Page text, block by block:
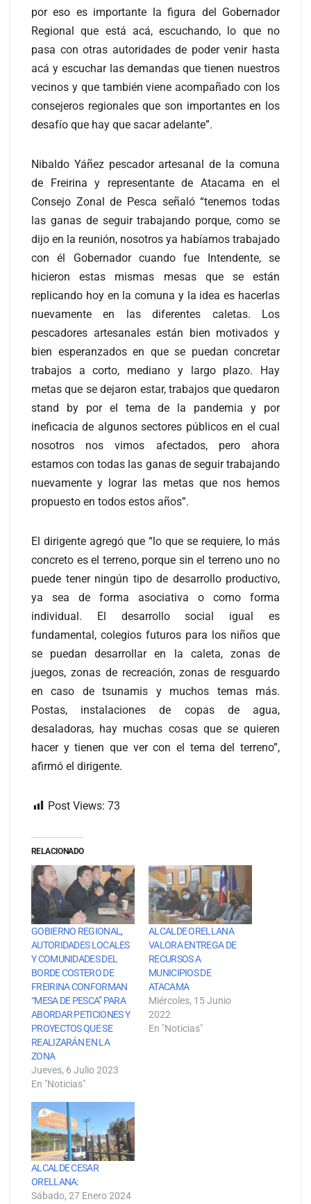
por eso es importante la figura del Gobernador
Regional que está acá, escuchando, lo que no
pasa con otras autoridades de poder venir hasta
acá y escuchar las demandas que tienen nuestros
vecinos y que también viene acompañado con los
consejeros regionales que son importantes en los
desafío que hay que sacar adelante”.
Nibaldo Yáñez pescador artesanal de la comuna
de Freirina y representante de Atacama en el
Consejo Zonal de Pesca señaló “tenemos todas
las ganas de seguir trabajando porque, como se
dijo en la reunión, nosotros ya habíamos trabajado
con él Gobernador cuando fue Intendente, se
hicieron estas mismas mesas que se están
replicando hoy en la comuna y la idea es hacerlas
nuevamente en las diferentes caletas. Los
pescadores artesanales están bien motivados y
bien esperanzados en que se puedan concretar
trabajos a corto, mediano y largo plazo. Hay
metas que se dejaron estar, trabajos que quedaron
stand by por el tema de la pandemia y por
ineficacia de algunos sectores públicos en el cual
nosotros nos vimos afectados, pero ahora
estamos con todas las ganas de seguir trabajando
nuevamente y lograr las metas que nos hemos
propuesto en todos estos años”.
El dirigente agregó que “lo que se requiere, lo más
concreto es el terreno, porque sin el terreno uno no
puede tener ningún tipo de desarrollo productivo,
ya sea de forma asociativa o como forma
individual. El desarrollo social igual es
fundamental, colegios futuros para los niños que
se puedan desarrollar en la caleta, zonas de
juegos, zonas de recreación, zonas de resguardo
en caso de tsunamis y muchos temas más.
Postas, instalaciones de copas de agua,
desaladoras, hay muchas cosas que se quieren
hacer y tienen que ver con el tema del terreno”,
afirmó el dirigente.
Post Views: 73
RELACIONADO
GOBIERNO REGIONAL,
AUTORIDADES LOCALES
Y COMUNIDADES DEL
BORDE COSTERO DE
FREIRINA CONFORMAN
“MESA DE PESCA” PARA
ABORDAR PETICIONES Y
PROYECTOS QUE SE
REALIZARÁN EN LA
ZONA
Jueves, 6 Julio 2023
En "Noticias"
ALCALDE ORELLANA
VALORA ENTREGA DE
RECURSOS A
MUNICIPIOS DE
ATACAMA
Miércoles, 15 Junio
2022
En "Noticias"
ALCALDE CESAR
ORELLANA:
Sábado, 27 Enero 2024